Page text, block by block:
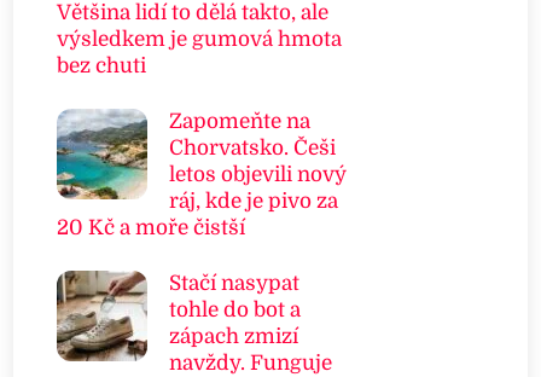
Většina lidí to dělá takto, ale
výsledkem je gumová hmota
bez chuti
Zapomeňte na
Chorvatsko. Češi
letos objevili nový
ráj, kde je pivo za
20 Kč a moře čistší
Stačí nasypat
tohle do bot a
zápach zmizí
navždy. Funguje